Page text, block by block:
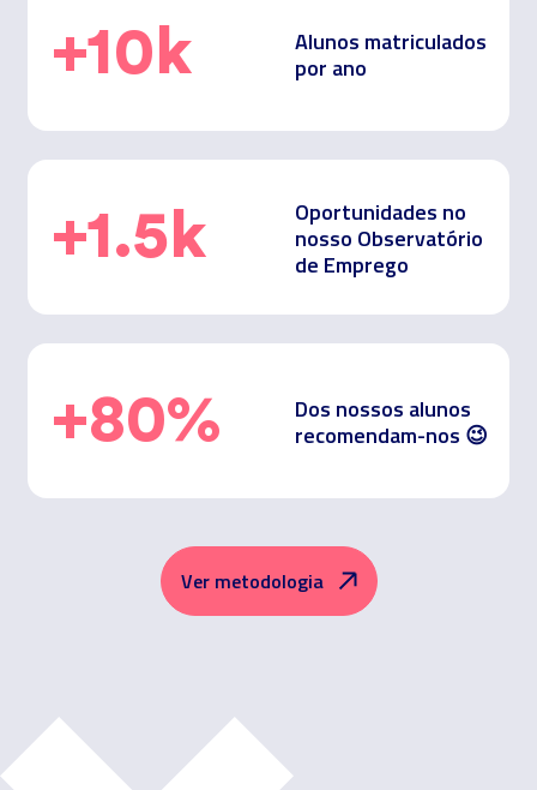
+10 k
Alunos matriculados
por ano
+1.5 k
Oportunidades no
nosso Observatório
de Emprego
+80%
Dos nossos alunos
recomendam-nos 😉
Ver metodologia